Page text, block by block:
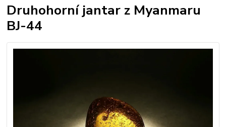
Druhohorní jantar z Myanmaru
BJ-44